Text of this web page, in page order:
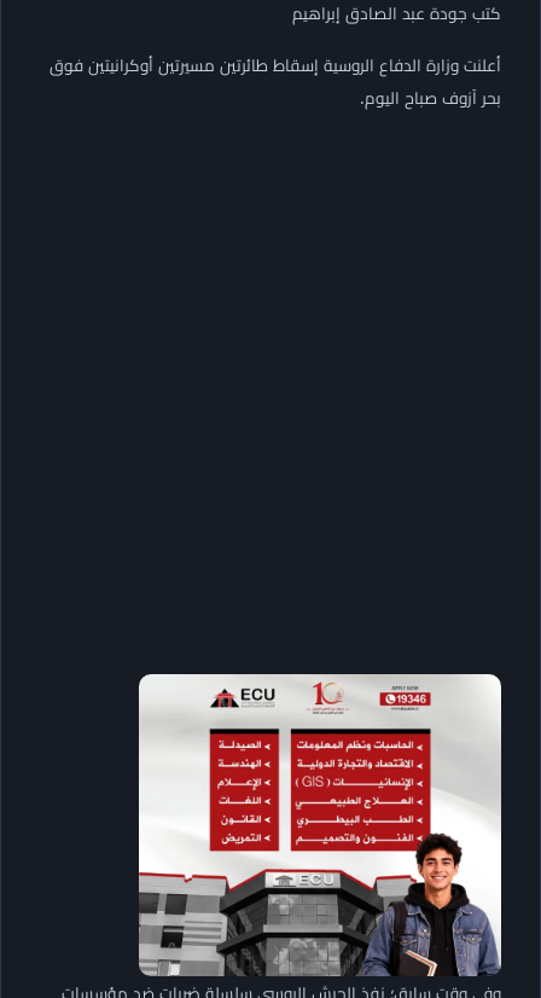
كتب جودة عبد الصادق إبراهيم
أعلنت وزارة الدفاع الروسية إسقاط طائرتين مسيرتين أوكرانيتين فوق
بحر آزوف صباح اليوم.
وفي وقت سابق؛ نفذ الجيش الروسي سلسلة ضربات ضد مؤسسات